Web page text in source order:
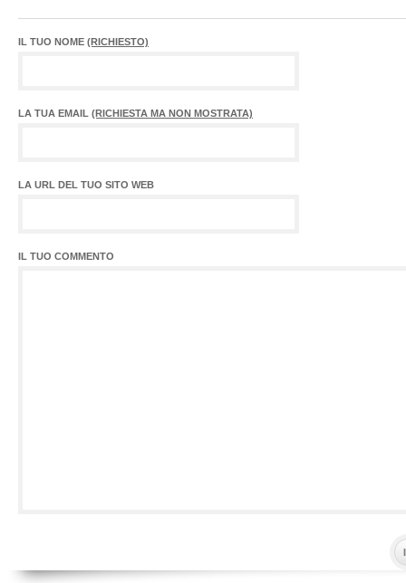
IL TUO NOME (RICHIESTO)
LA TUA EMAIL (RICHIESTA MA NON MOSTRATA)
LA URL DEL TUO SITO WEB
IL TUO COMMENTO